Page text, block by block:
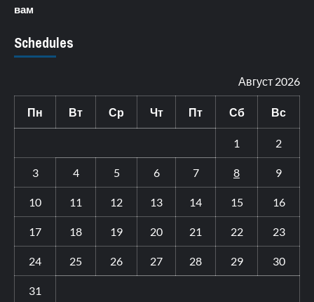
вам
Schedules
Август 2026
Пн Вт Ср Чт Пт Сб Вс
1 2
3 4 5 6 7 8 9
10 11 12 13 14 15 16
17 18 19 20 21 22 23
24 25 26 27 28 29 30
31